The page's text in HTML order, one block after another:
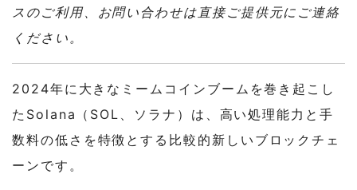
スのご利用、お問い合わせは直接ご提供元にご連絡
ください。
2024年に大きなミームコインブームを巻き起こし
たSolana（SOL、ソラナ）は、高い処理能力と手
数料の低さを特徴とする比較的新しいブロックチェ
ーンです。